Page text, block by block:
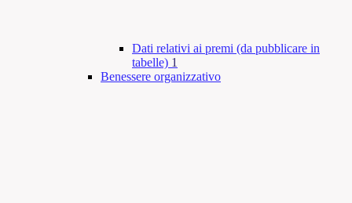
Dati relativi ai premi (da pubblicare in
tabelle) 1
Benessere organizzativo